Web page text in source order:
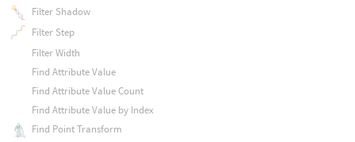
Filter Shadow
Filter Step
Filter Width
Find Attribute Value
Find Attribute Value Count
Find Attribute Value by Index
Find Point Transform